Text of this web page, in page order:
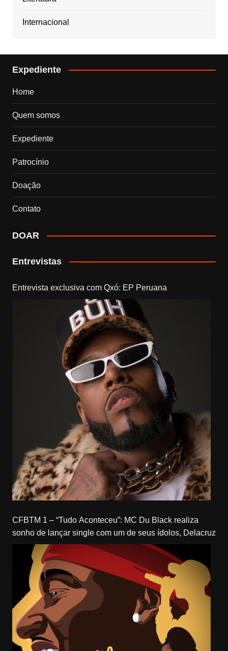
Internacional
Expediente
Home
Quem somos
Expediente
Patrocínio
Doação
Contato
DOAR
Entrevistas
Entrevista exclusiva com Qxó: EP Peruana
CFBTM 1 – “Tudo Aconteceu”: MC Du Black realiza
sonho de lançar single com um de seus ídolos, Delacruz